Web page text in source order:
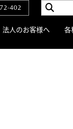
402
法人のお客様へ 各